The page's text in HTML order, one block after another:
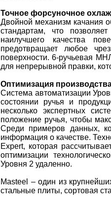
Точное форсуночное
Двойной механизм качания
стандартам, что
наилучшего качества
предотвращает любое
поверхности. 6-ручьевая
для непрерывной правки,
Оптимизация
Система автоматизации
состоянии ручья и
несколько экспертных
положение ручья, чтобы
Среди примеров данных,
информация о качестве.
Expert, которая
оптимизации
Уровня 2 удаленно.
Masteel – один из
стальные плиты, сортовая